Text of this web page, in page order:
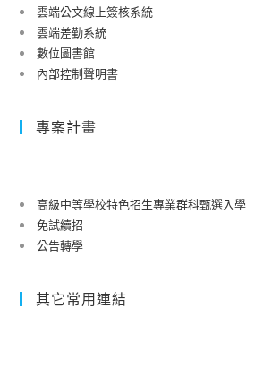
雲端公文線上簽核系統
雲端差勤系統
數位圖書館
內部控制聲明書
專案計畫
高級中等學校特色招生專業群科甄選入學
免試續招
公告轉學
其它常用連結